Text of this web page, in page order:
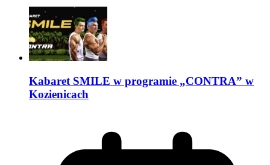
Kabaret SMILE w programie „CONTRA” w
Kozienicach